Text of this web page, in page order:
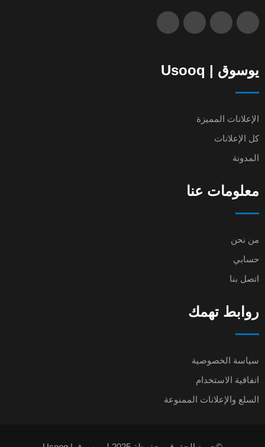
يوسوق | Usooq
الإعلانات المميزة
كل الإعلانات
المدونة
معلومات عنا
من نحن
حسابي
اتصل بنا
روابط تهمك
سياسة الخصوصية
اتفاقية الاستخدام
السلع والإعلانات الممنوعة